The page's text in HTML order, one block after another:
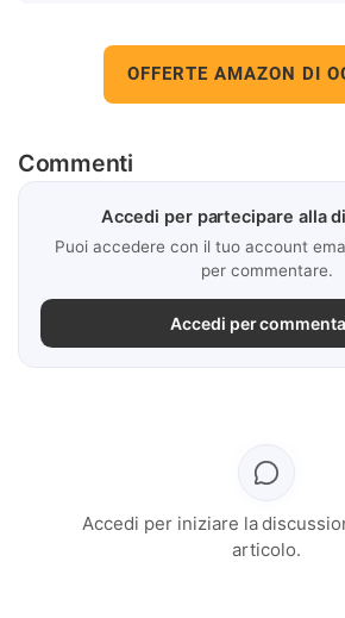
OFFERTE AMAZON DI
Commenti
Accedi per partecipare alla
Puoi accedere con il tuo account
per commentare.
Accedi per
Accedi per iniziare la
articolo.